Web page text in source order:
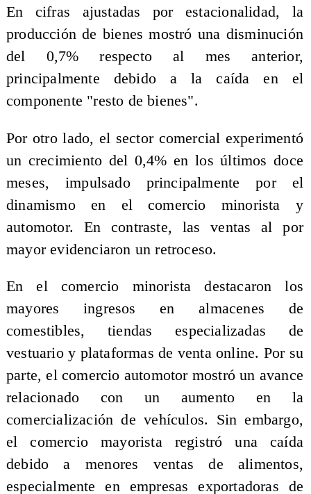
En cifras ajustadas por estacionalidad, la
producción de bienes mostró una disminución
del 0,7% respecto al mes anterior,
principalmente debido a la caída en el
componente "resto de bienes".
Por otro lado, el sector comercial experimentó
un crecimiento del 0,4% en los últimos doce
meses, impulsado principalmente por el
dinamismo en el comercio minorista y
automotor. En contraste, las ventas al por
mayor evidenciaron un retroceso.
En el comercio minorista destacaron los
mayores ingresos en almacenes de
comestibles, tiendas especializadas de
vestuario y plataformas de venta online. Por su
parte, el comercio automotor mostró un avance
relacionado con un aumento en la
comercialización de vehículos. Sin embargo,
el comercio mayorista registró una caída
debido a menores ventas de alimentos,
especialmente en empresas exportadoras de